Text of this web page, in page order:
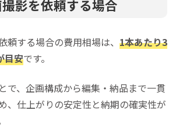
影を依頼する場合
頼する場合の費用相場は、 1本あたり3
目安です。
で、企画構成から編集・納品まで一貫
、仕上がりの安定性と納期の確実性が